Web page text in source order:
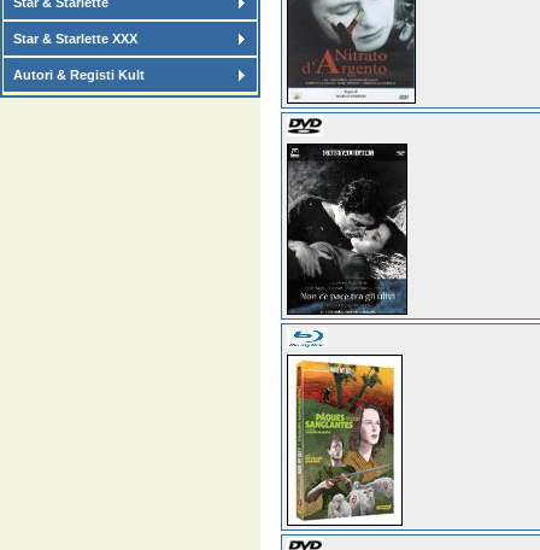
Star & Starlette XXX
Autori & Registi Kult